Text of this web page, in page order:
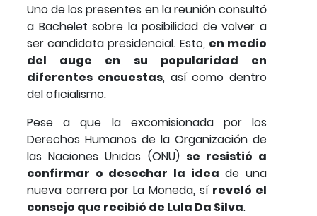
Uno de los presentes en la reunión consultó
a Bachelet sobre la posibilidad de volver a
ser candidata presidencial. Esto, en medio
del auge en su popularidad en
diferentes encuestas, así como dentro
del oficialismo.
Pese a que la excomisionada por los
Derechos Humanos de la Organización de
las Naciones Unidas (ONU) se resistió a
confirmar o desechar la idea de una
nueva carrera por La Moneda, sí reveló el
consejo que recibió de Lula Da Silva.